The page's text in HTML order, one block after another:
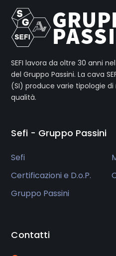
SEFI lavora da oltre 30 anni
del Gruppo Passini. La cava
(SI) produce varie tipologie
qualità.
Sefi - Gruppo Passini
Sefi
Certificazioni e D.o.P.
Gruppo Passini
Contatti